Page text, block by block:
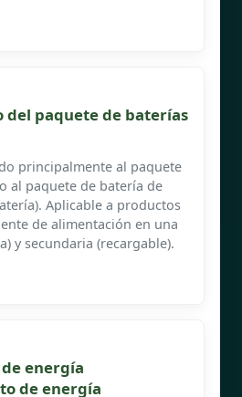
del paquete de baterías
principalmente al paquete
al paquete de batería de
Aplicable a productos
de alimentación en una
y secundaria (recargable).
energía
de energía